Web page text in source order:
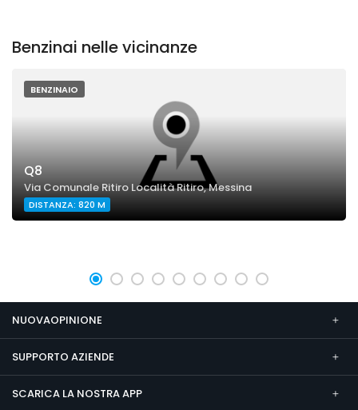
Benzinai nelle vicinanze
BENZINAIO
Q8
Via Comunale Ritiro Località Ritiro, Messina
DISTANZA: 820 M
NUOVAOPINIONE
SUPPORTO AZIENDE
SCARICA LA NOSTRA APP